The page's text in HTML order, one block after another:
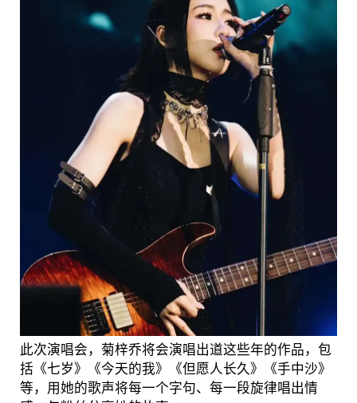
此次演唱会，菊梓乔将会演唱出道这些年的作品，包
括《七岁》《今天的我》《但愿人长久》《手中沙》
等，用她的歌声将每一个字句、每一段旋律唱出情